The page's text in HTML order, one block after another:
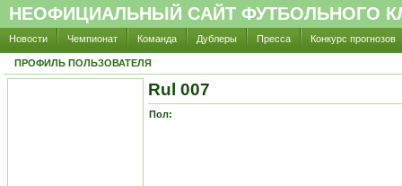
НЕОФИЦИАЛЬНЫЙ САЙТ ФУТБОЛЬНОГО
Новости Чемпионат Команда Дублеры Пресса Конкурс прогнозов
ПРОФИЛЬ ПОЛЬЗОВАТЕЛЯ
Rul 007
Пол: